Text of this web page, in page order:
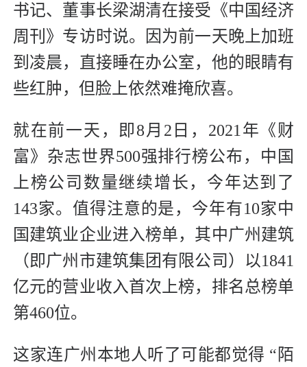
书记、董事长梁湖清在接受《中国经济
周刊》专访时说。因为前一天晚上加班
到凌晨，直接睡在办公室，他的眼睛有
些红肿，但脸上依然难掩欣喜。
就在前一天，即8月2日，2021年《财
富》杂志世界500强排行榜公布，中国
上榜公司数量继续增长，今年达到了
143家。值得注意的是，今年有10家中
国建筑业企业进入榜单，其中广州建筑
（即广州市建筑集团有限公司）以1841
亿元的营业收入首次上榜，排名总榜单
第460位。
这家连广州本地人听了可能都觉得 “陌